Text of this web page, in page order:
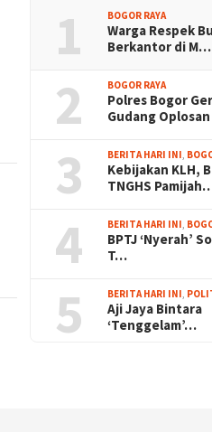
1 BOGOR RAYA
Warga Respek
Berkantor di M…
2 BOGOR RAYA
Polres Bogor
Gudang
3 BERITA HARI INI,
Kebijakan KLH,
TNGHS
4 BERITA HARI INI,
BPTJ ‘Nyerah’
T…
5 BERITA HARI INI,
Aji Jaya Bintara
‘Tenggelam’…